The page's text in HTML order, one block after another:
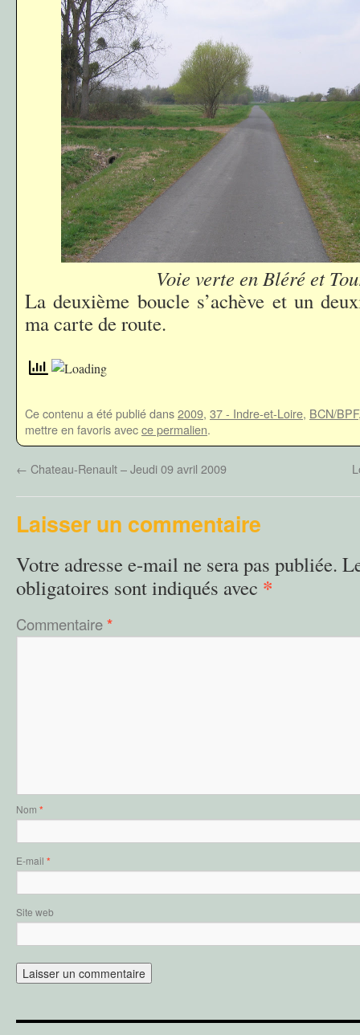
Voie verte en Bléré et
La deuxième boucle s’achève et un
ma carte de route.
Ce contenu a été publié dans2009, 37 - Indre-et-Loire, BCN/BPF
mettre en favoris avecce permalien.
← Chateau-Renault – Jeudi 09 avril 2009
Laisser un commentaire
Votre adresse e-mail ne sera pas publiée.
obligatoires sont indiqués avec *
Commentaire*
Nom *
E-mail *
Site web